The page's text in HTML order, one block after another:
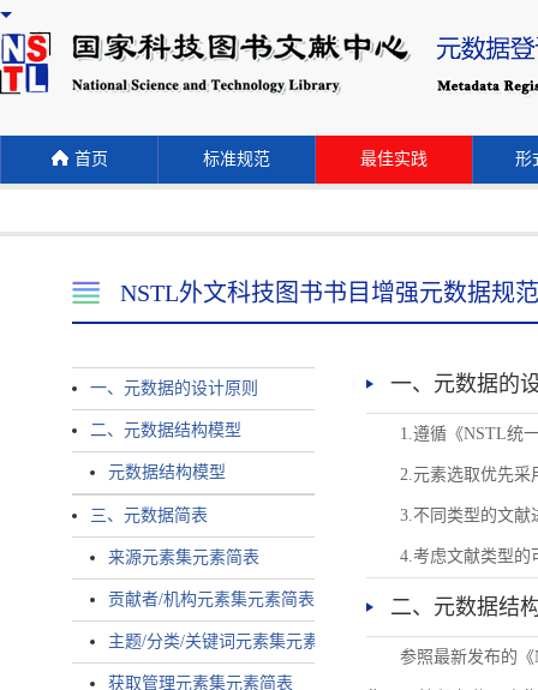
首页 标准规范 最佳实践 形
NSTL外文科技图书书目增强元数据规范
一、元数据的设计原则
二、元数据结构模型
元数据结构模型
三、元数据简表
来源元素集元素简表
贡献者/机构元素集元素简表
主题/分类/关键词元素集元素简表
获取管理元素集元素简表
一、元数据的
1.遵循《NSTL统
2.元素选取优先采
3.不同类型的文献
4.考虑文献类型的
二、元数据结
参照最新发布的